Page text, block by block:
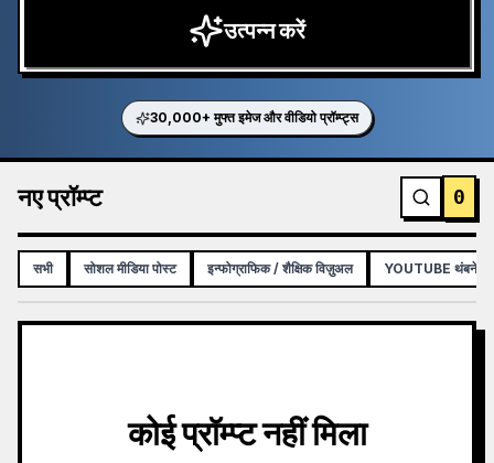
उत्पन्न करें
30,000+ मुफ्त इमेज और वीडियो प्रॉम्प्ट्स
नए प्रॉम्प्ट 0
सभी सोशल मीडिया पोस्ट इन्फोग्राफिक / शैक्षिक विज़ुअल YOUTUBE थंबनेल
कोई प्रॉम्प्ट नहीं मिला